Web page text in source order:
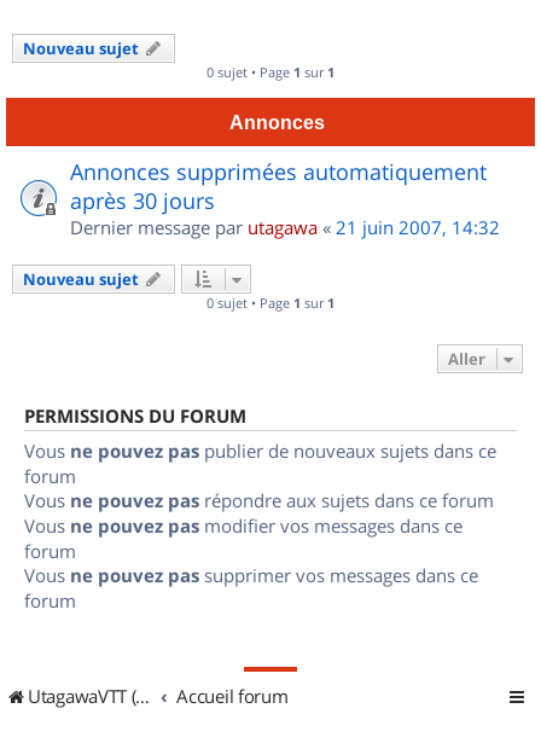
Nouveau sujet
0 sujet • Page 1 sur 1
Annonces
Annonces supprimées automatiquement
après 30 jours
Dernier message par utagawa « 21 juin 2007, 14:32
Nouveau sujet
0 sujet • Page 1 sur 1
Aller
PERMISSIONS DU FORUM
Vous ne pouvez pas publier de nouveaux sujets dans ce
forum
Vous ne pouvez pas répondre aux sujets dans ce forum
Vous ne pouvez pas modifier vos messages dans ce
forum
Vous ne pouvez pas supprimer vos messages dans ce
forum
UtagawaVTT (Randos VTT et VTTAE avec traces GPS) Accueil forum